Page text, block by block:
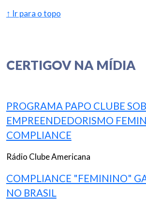
↑ Ir para o topo
CERTIGOV NA MÍDIA
PROGRAMA PAPO CLUBE
EMPREENDEDORISMO
COMPLIANCE
Rádio Clube Americana
COMPLIANCE "FEMININO"
NO BRASIL